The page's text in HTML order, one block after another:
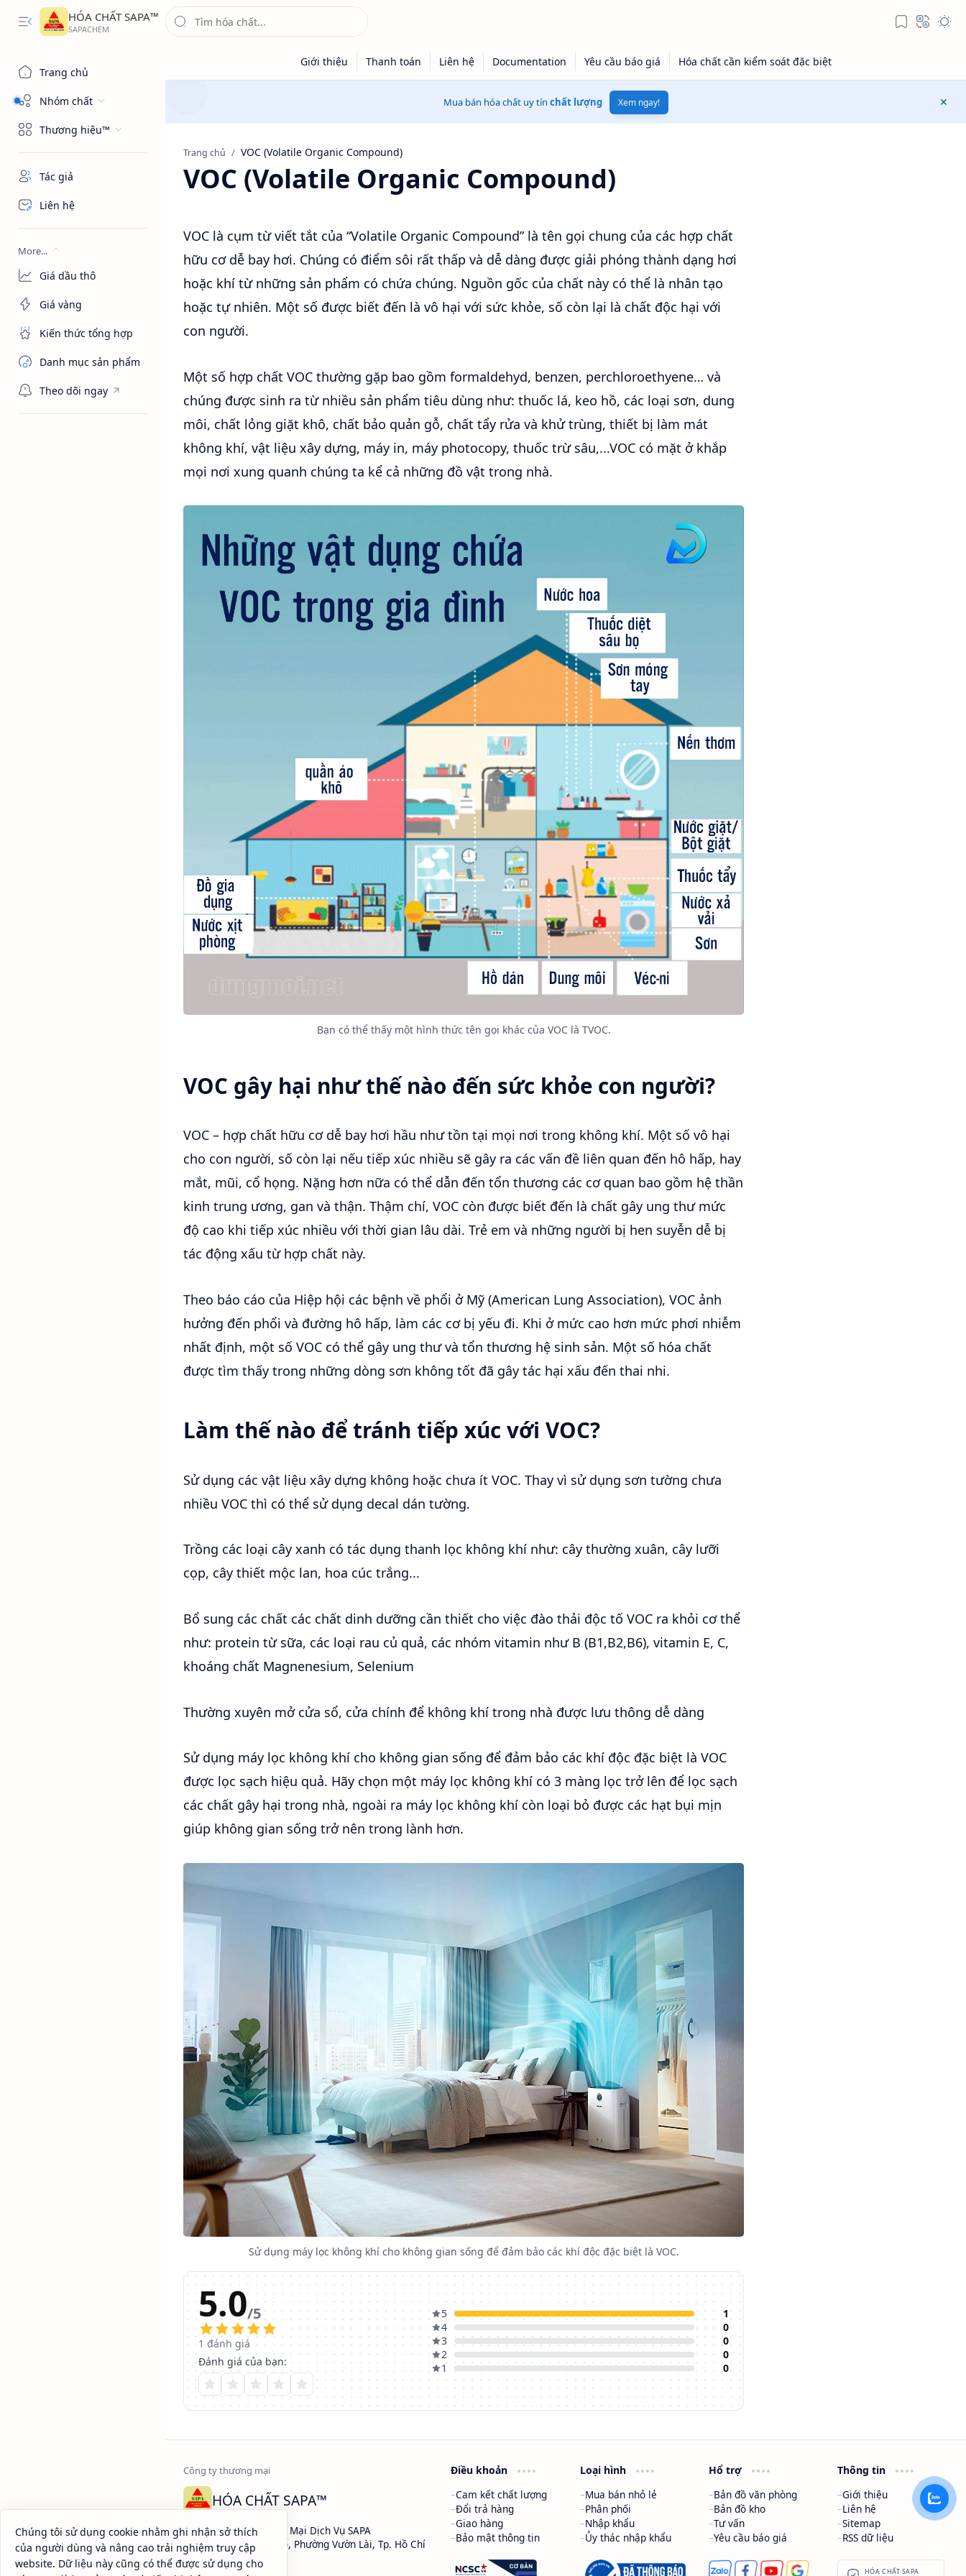
HÓA CHẤT SAPA™
Trang chủ
Nhóm chất
Thương hiệu™
Tác giả
Liên hệ
More...
Giá dầu thô
Giá vàng
Kiến thức tổng hợp
Danh mục sản phẩm
Theo dõi ngay
Mua bán hóa chất uy tín chất lượng Xem ngay!
Trang chủ
VOC (Volatile Organic Compound)
VOC là cụm từ viết tắt của “Volatile Organic Compound” là tên gọi chung của các hợp chất
hữu cơ dễ bay hơi. Chúng có điểm sôi rất thấp và dễ dàng được giải phóng thành dạng hơi
hoặc khí từ những sản phẩm có chứa chúng. Nguồn gốc của chất này có thể là nhân tạo
hoặc tự nhiên. Một số được biết đến là vô hại với sức khỏe, số còn lại là chất độc hại với
con người.
Một số hợp chất VOC thường gặp bao gồm formaldehyd, benzen, perchloroethyene… và
chúng được sinh ra từ nhiều sản phẩm tiêu dùng như: thuốc lá, keo hồ, các loại sơn, dung
môi, chất lỏng giặt khô, chất bảo quản gỗ, chất tẩy rửa và khử trùng, thiết bị làm mát
không khí, vật liệu xây dựng, máy in, máy photocopy, thuốc trừ sâu,...VOC có mặt ở khắp
mọi nơi xung quanh chúng ta kể cả những đồ vật trong nhà.
Bạn có thể thấy một hình thức tên gọi khác của VOC là TVOC.
VOC gây hại như thế nào đến sức khỏe con người?
VOC – hợp chất hữu cơ dễ bay hơi hầu như tồn tại mọi nơi trong không khí. Một số vô hại
cho con người, số còn lại nếu tiếp xúc nhiều sẽ gây ra các vấn đề liên quan đến hô hấp, hay
mắt, mũi, cổ họng. Nặng hơn nữa có thể dẫn đến tổn thương các cơ quan bao gồm hệ thần
kinh trung ương, gan và thận. Thậm chí, VOC còn được biết đến là chất gây ung thư mức
độ cao khi tiếp xúc nhiều với thời gian lâu dài. Trẻ em và những người bị hen suyễn dễ bị
tác động xấu từ hợp chất này.
Theo báo cáo của Hiệp hội các bệnh về phổi ở Mỹ (American Lung Association), VOC ảnh
hưởng đến phổi và đường hô hấp, làm các cơ bị yếu đi. Khi ở mức cao hơn mức phơi nhiễm
nhất định, một số VOC có thể gây ung thư và tổn thương hệ sinh sản. Một số hóa chất
được tìm thấy trong những dòng sơn không tốt đã gây tác hại xấu đến thai nhi.
Làm thế nào để tránh tiếp xúc với VOC?
Sử dụng các vật liệu xây dựng không hoặc chưa ít VOC. Thay vì sử dụng sơn tường chưa
nhiều VOC thì có thể sử dụng decal dán tường.
Trồng các loại cây xanh có tác dụng thanh lọc không khí như: cây thường xuân, cây lưỡi
cọp, cây thiết mộc lan, hoa cúc trắng...
Bổ sung các chất các chất dinh dưỡng cần thiết cho việc đào thải độc tố VOC ra khỏi cơ thể
như: protein từ sữa, các loại rau củ quả, các nhóm vitamin như B (B1,B2,B6), vitamin E, C,
khoáng chất Magnenesium, Selenium
Thường xuyên mở cửa sổ, cửa chính để không khí trong nhà được lưu thông dễ dàng
Sử dụng máy lọc không khí cho không gian sống để đảm bảo các khí độc đặc biệt là VOC
được lọc sạch hiệu quả. Hãy chọn một máy lọc không khí có 3 màng lọc trở lên để lọc sạch
các chất gây hại trong nhà, ngoài ra máy lọc không khí còn loại bỏ được các hạt bụi mịn
giúp không gian sống trở nên trong lành hơn.
Sử dụng máy lọc không khí cho không gian sống để đảm bảo các khí độc đặc biệt là VOC.
5.0/5
1đánh giá
Đánh giá của bạn:
5
1
4
0
3
0
2
0
1
0
HÓA CHẤT SAPA™
Công ty TNHH Thương Mại Dịch Vụ SAPA
Địa chỉ: 450 Lý Thái Tổ, Phường Vườn Lài, Tp. Hồ Chí
Minh
MST:0301161018
Điều khoản
Cam kết chất lượng
Đổi trả hàng
Giao hàng
Bảo mật thông tin
Loại hình
Mua bán nhỏ lẻ
Phân phối
Nhập khẩu
Ủy thác nhập khẩu
Hổ trợ
Bản đồ văn phòng
Bản đồ kho
Tư vấn
Yêu cầu báo giá
Thông tin
Giới thiệu
Liên hệ
Sitemap
RSS dữ liệu
HÓA CHẤT SAPA
Chúng tôi sử dụng cookie nhằm ghi nhận sở thích
của người dùng và nâng cao trải nghiệm truy cập
website. Dữ liệu này cũng có thể được sử dụng cho